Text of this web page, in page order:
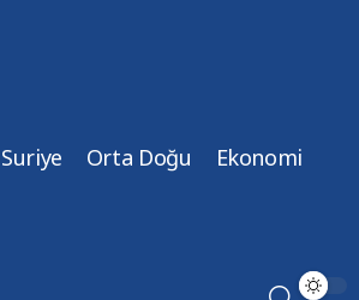
Suriye Orta Doğu Ekonomi